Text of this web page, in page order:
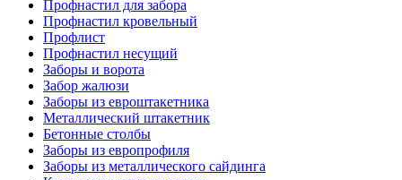
Профнастил для забора
Профнастил кровельный
Профлист
Профнастил несущий
Заборы и ворота
Забор жалюзи
Заборы из евроштакетника
Металлический штакетник
Бетонные столбы
Заборы из европрофиля
Заборы из металлического сайдинга